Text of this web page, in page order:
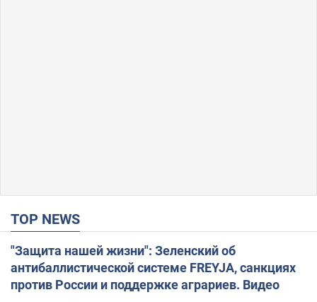
TOP NEWS
"Защита нашей жизни": Зеленский об
антибаллистической системе FREYJA, санкциях
против России и поддержке аграриев. Видео